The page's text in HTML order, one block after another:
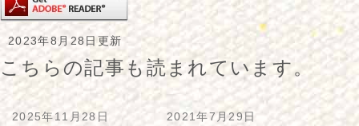
2023年8月28日更新
こちらの記事も読まれています。
2025年11月28日
2021年7月29日